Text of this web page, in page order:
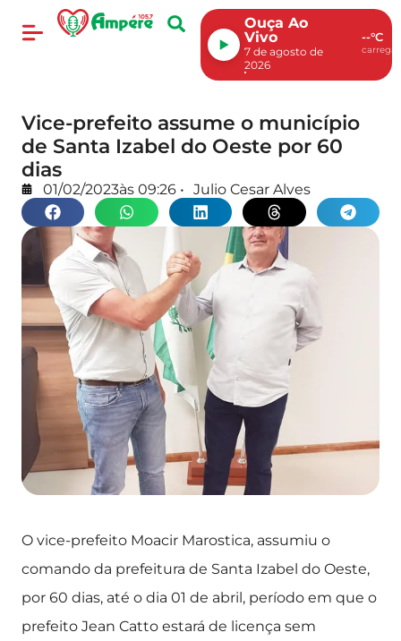
Ouça Ao
Vivo
7 de agosto de
2026
--°C
Vice-prefeito assume o município
de Santa Izabel do Oeste por 60
dias
01/02/2023às 09:26 • Julio Cesar Alves
O vice-prefeito Moacir Marostica, assumiu o
comando da prefeitura de Santa Izabel do Oeste,
por 60 dias, até o dia 01 de abril, período em que o
prefeito Jean Catto estará de licença sem